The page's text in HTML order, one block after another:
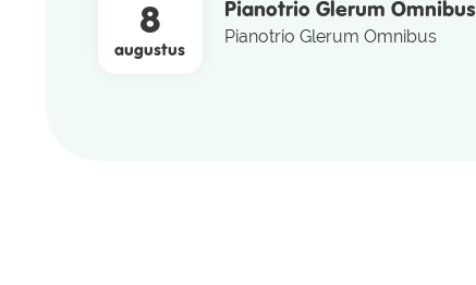
8
augustus
Pianotrio Glerum Omnibus
Pianotrio Glerum Omnibus